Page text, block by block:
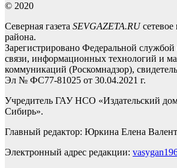
© 2020
Северная газета SEVGAZETA.RUсетевое
района.
Зарегистрировано Федеральной службой
связи, информационных технологий и
коммуникаций (Роскомнадзор),
Эл № ФС77-81025 от 30.04.2021 г.
Учредитель ГАУ НСО «Издательский
Сибирь».
Главный редактор: Юркина Елена
Электронный адрес редакции: